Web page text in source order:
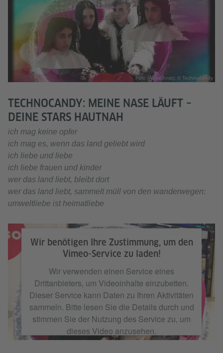
Foto (Ausschnitt): © Technocandy
TECHNOCANDY: MEINE NASE LÄUFT –
DEINE STARS HAUTNAH
ich mag keine opfer
ich mag es, wenn das land geliebt wird
ich liebe und liebe
ich liebe frauen und kinder
wer das land liebt, bleibt dort
wer das land liebt, sammelt müll von den wanderwegen:
umweltliebe ist heimatliebe
Wir benötigen Ihre Zustimmung, um den
Vimeo-Service zu laden!
Wir verwenden einen Service eines
Drittanbieters, um Videoinhalte einzubetten.
Dieser Service kann Daten zu Ihren Aktivitäten
sammeln. Bitte lesen Sie die Details durch und
stimmen Sie der Nutzung des Service zu, um
dieses Video anzusehen.